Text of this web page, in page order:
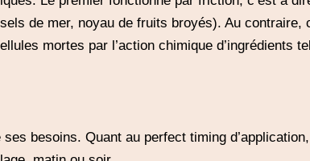
de mer, noyau de fruits broyés). Au contraire,
mortes par l’action chimique d’ingrédients
besoins. Quant au perfect timing